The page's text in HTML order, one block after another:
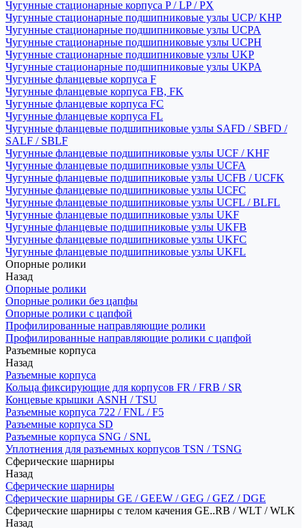
Чугунные стационарные корпуса P / LP / PX
Чугунные стационарные подшипниковые узлы UCP/ KHP
Чугунные стационарные подшипниковые узлы UCPA
Чугунные стационарные подшипниковые узлы UCPH
Чугунные стационарные подшипниковые узлы UKP
Чугунные стационарные подшипниковые узлы UKPA
Чугунные фланцевые корпуса F
Чугунные фланцевые корпуса FB, FK
Чугунные фланцевые корпуса FC
Чугунные фланцевые корпуса FL
Чугунные фланцевые подшипниковые узлы SAFD / SBFD /
SALF / SBLF
Чугунные фланцевые подшипниковые узлы UCF / KHF
Чугунные фланцевые подшипниковые узлы UCFA
Чугунные фланцевые подшипниковые узлы UCFB / UCFK
Чугунные фланцевые подшипниковые узлы UCFC
Чугунные фланцевые подшипниковые узлы UCFL / BLFL
Чугунные фланцевые подшипниковые узлы UKF
Чугунные фланцевые подшипниковые узлы UKFB
Чугунные фланцевые подшипниковые узлы UKFC
Чугунные фланцевые подшипниковые узлы UKFL
Опорные ролики
Назад
Опорные ролики
Опорные ролики без цапфы
Опорные ролики с цапфой
Профилированные направляющие ролики
Профилированные направляющие ролики с цапфой
Разъемные корпуса
Назад
Разъемные корпуса
Кольца фиксирующие для корпусов FR / FRB / SR
Концевые крышки ASNH / TSU
Разъемные корпуса 722 / FNL / F5
Разъемные корпуса SD
Разъемные корпуса SNG / SNL
Уплотнения для разъемных корпусов TSN / TSNG
Сферические шарниры
Назад
Сферические шарниры
Сферические шарниры GE / GEEW / GEG / GEZ / DGE
Сферические шарниры с телом качения GE..RB / WLT / WLK
Назад